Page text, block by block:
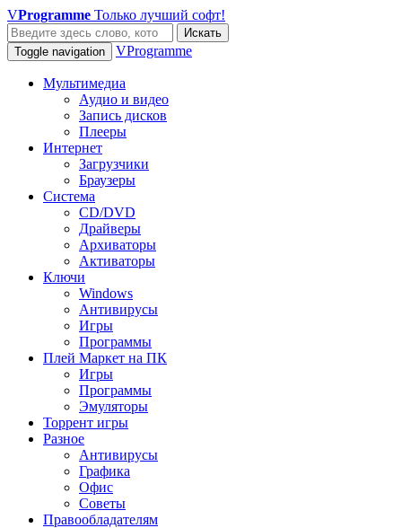
VProgramme Только лучший софт!
Искать
Toggle navigation
VProgramme
Мультимедиа
Аудио и видео
Запись дисков
Плееры
Интернет
Загрузчики
Браузеры
Система
CD/DVD
Драйверы
Архиваторы
Активаторы
Ключи
Windows
Антивирусы
Игры
Программы
Плей Маркет на ПК
Игры
Программы
Эмуляторы
Торрент игры
Разное
Антивирусы
Графика
Офис
Советы
Правообладателям